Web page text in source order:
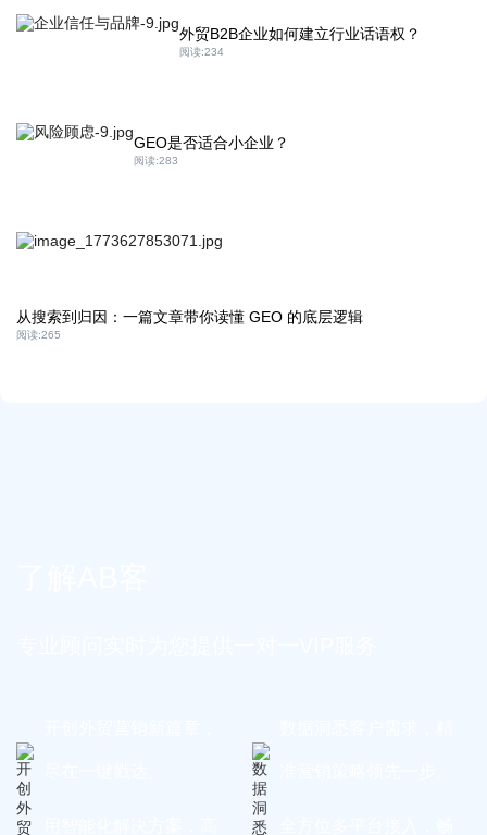
外贸B2B企业如何建立行业话语权？
阅读:234
GEO是否适合小企业？
阅读:283
从搜索到归因：一篇文章带你读懂 GEO 的底层逻辑
阅读:265